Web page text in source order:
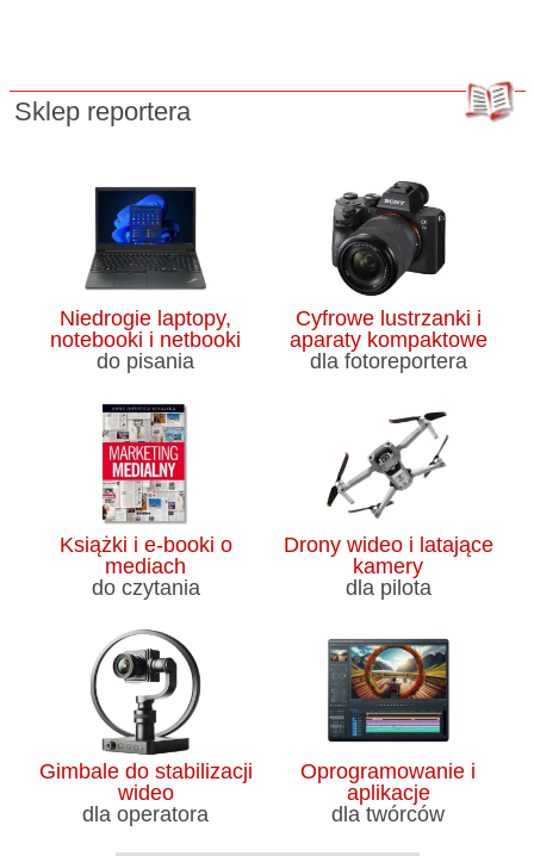
Sklep reportera
Niedrogie laptopy,
notebooki i netbooki
do pisania
Cyfrowe lustrzanki i
aparaty kompaktowe
dla fotoreportera
Książki i e-booki o
mediach
do czytania
Drony wideo i latające
kamery
dla pilota
Gimbale do stabilizacji
wideo
dla operatora
Oprogramowanie i
aplikacje
dla twórców